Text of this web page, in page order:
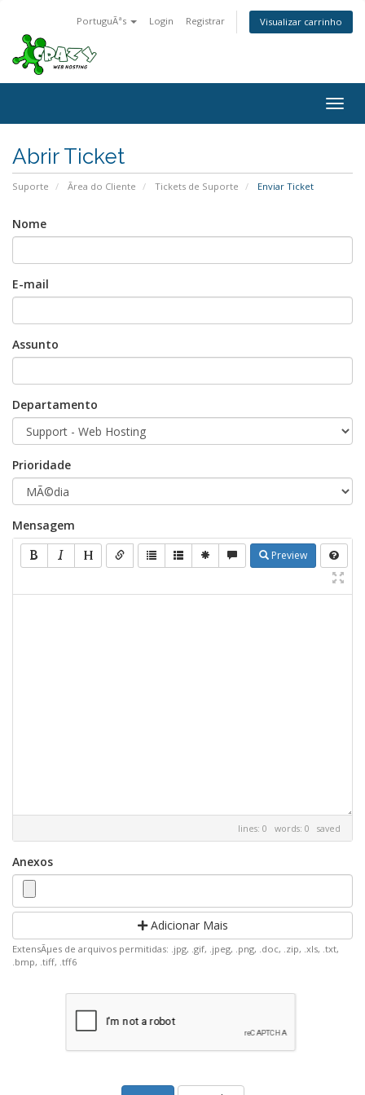
PortuguÃªs Login Registrar Visualizar carrinho
Abrir Ticket
Suporte Ãrea do Cliente Tickets de Suporte Enviar Ticket
Nome
E-mail
Assunto
Departamento
Prioridade
Mensagem
Preview
lines: 0 words: 0 saved
Anexos
Adicionar Mais
ExtensÃµes de arquivos permitidas: .jpg, .gif, .jpeg, .png, .doc, .zip, .xls, .txt,
.bmp, .tiff, .tff6